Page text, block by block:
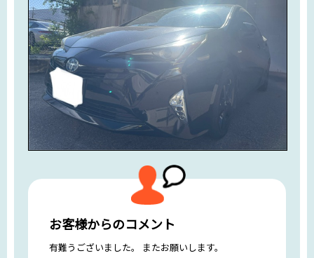
お客様からのコメント
有難うございました。 またお願いします。